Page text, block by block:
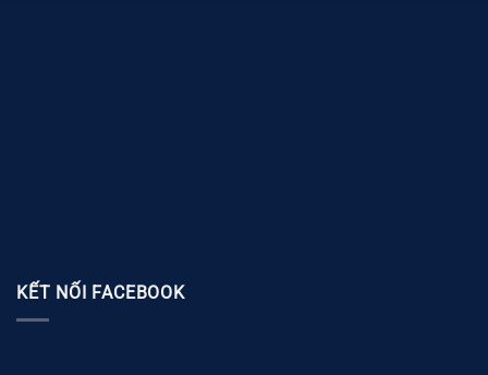
KẾT NỐI FACEBOOK